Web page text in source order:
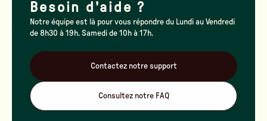
Besoin d'aide ?
Notre équipe est là pour vous répondre du Lundi au Vendredi
de 8h30 à 19h. Samedi de 10h à 17h.
Contactez notre support
Consultez notre FAQ